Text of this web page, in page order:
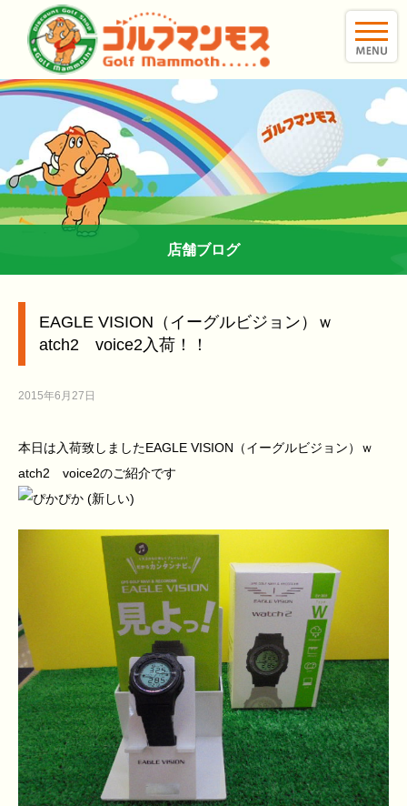
店舗ブログ
EAGLE VISION（イーグルビジョン）ｗ
atch2 voice2入荷！！
2015年6月27日
本日は入荷致しましたEAGLE VISION（イーグルビジョン）ｗ
atch2 voice2のご紹介です